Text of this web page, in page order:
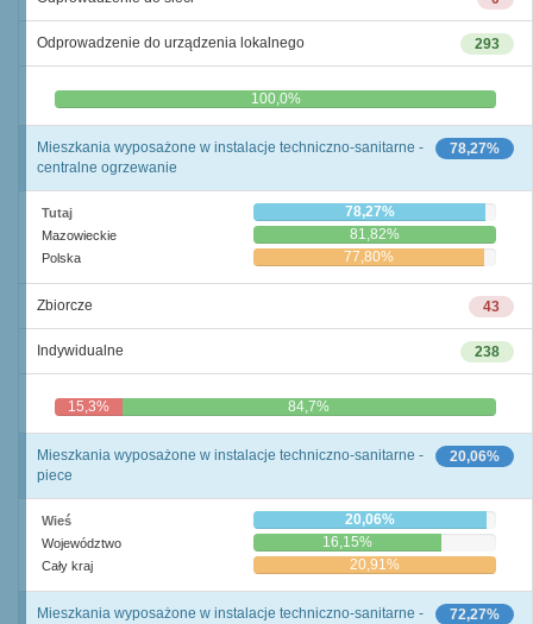
293
Odprowadzenie do urządzenia lokalnego
0,0% 100,0%
78,27%
Mieszkania wyposażone w instalacje techniczno-sanitarne -
centralne ogrzewanie
Tutaj 78,27%
Mazowieckie 81,82%
Polska 77,80%
43
Zbiorcze
238
Indywidualne
15,3% 84,7%
20,06%
Mieszkania wyposażone w instalacje techniczno-sanitarne -
piece
Wieś 20,06%
Województwo 16,15%
Cały kraj 20,91%
72,27%
Mieszkania wyposażone w instalacje techniczno-sanitarne -